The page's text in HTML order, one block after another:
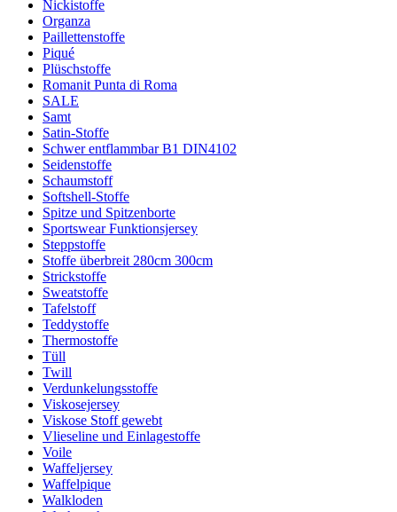
Nickistoffe
Organza
Paillettenstoffe
Piqué
Plüschstoffe
Romanit Punta di Roma
SALE
Samt
Satin-Stoffe
Schwer entflammbar B1 DIN4102
Seidenstoffe
Schaumstoff
Softshell-Stoffe
Spitze und Spitzenborte
Sportswear Funktionsjersey
Steppstoffe
Stoffe überbreit 280cm 300cm
Strickstoffe
Sweatstoffe
Tafelstoff
Teddystoffe
Thermostoffe
Tüll
Twill
Verdunkelungsstoffe
Viskosejersey
Viskose Stoff gewebt
Vlieseline und Einlagestoffe
Voile
Waffeljersey
Waffelpique
Walkloden